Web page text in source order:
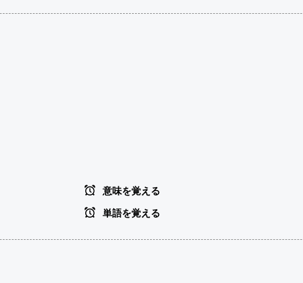
意味を覚える
単語を覚える